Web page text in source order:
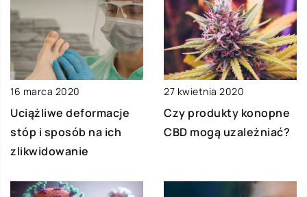
16 marca 2020
Uciążliwe deformacje
stóp i sposób na ich
zlikwidowanie
27 kwietnia 2020
Czy produkty konopne
CBD mogą uzależniać?